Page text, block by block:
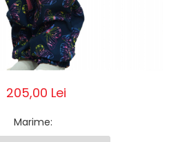
205,00 Lei
Marime: